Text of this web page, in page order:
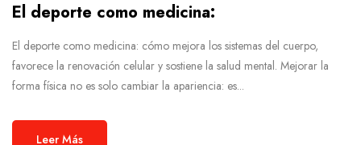
El deporte como medicina:
El deporte como medicina: cómo mejora los sistemas del cuerpo,
favorece la renovación celular y sostiene la salud mental. Mejorar la
forma física no es solo cambiar la apariencia: es...
Leer Más